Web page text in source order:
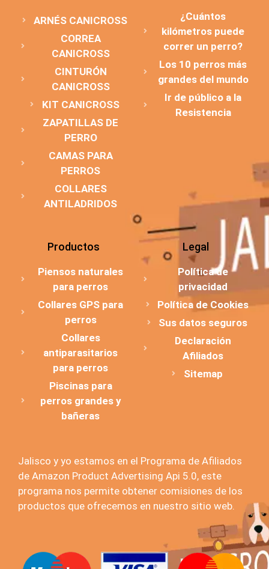
ARNÉS CANICROSS
CORREA
CANICROSS
CINTURÓN
CANICROSS
KIT CANICROSS
ZAPATILLAS DE
PERRO
CAMAS PARA
PERROS
COLLARES
ANTILADRIDOS
¿Cuántos
kilómetros puede
correr un perro?
Los 10 perros más
grandes del mundo
Ir de público a la
Resistencia
Productos
Piensos naturales
para perros
Collares GPS para
perros
Collares
antiparasitarios
para perros
Piscinas para
perros grandes y
bañeras
Legal
Política de
privacidad
Política de Cookies
Sus datos seguros
Declaración
Afiliados
Sitemap
Jalisco y yo estamos en el Programa de Afiliados
de Amazon Product Advertising Api 5.0, este
programa nos permite obtener comisiones de los
productos que ofrecemos en nuestro sitio web.